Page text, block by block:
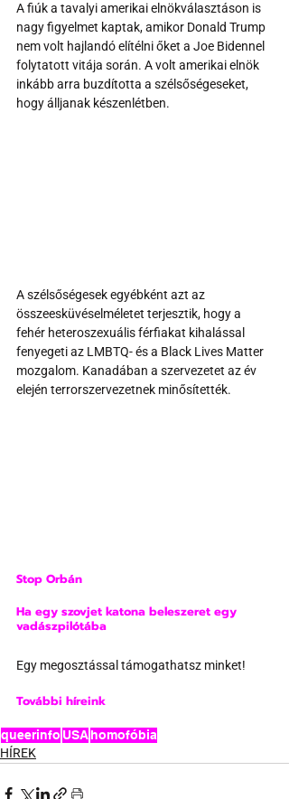
A fiúk a tavalyi amerikai elnökválasztáson is
nagy figyelmet kaptak, amikor Donald Trump
nem volt hajlandó elítélni őket a Joe Bidennel
folytatott vitája során. A volt amerikai elnök
inkább arra buzdította a szélsőségeseket,
hogy álljanak készenlétben.
A szélsőségesek egyébként azt az
összeesküvéselméletet terjesztik, hogy a
fehér heteroszexuális férfiakat kihalással
fenyegeti az LMBTQ- és a Black Lives Matter
mozgalom. Kanadában a szervezetet az év
elején terrorszervezetnek minősítették.
Stop Orbán
Ha egy szovjet katona beleszeret egy
vadászpilótába
Egy megosztással támogathatsz minket!
További híreink
queerinfo USAhomofóbia
HÍREK